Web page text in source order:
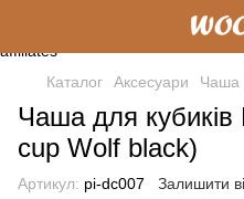
Каталог Аксесуари Чаша
Чаша для
cup Wolf black)
Артикул: pi-dc007 Залишити